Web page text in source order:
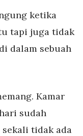
ketika
tapi juga tidak
dalam sebuah
Kamar
sudah
sekali tidak ada